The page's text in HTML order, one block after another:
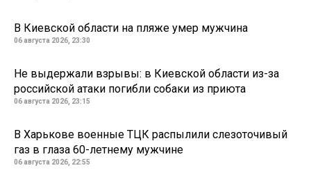
В Киевской области на пляже умер мужчина
06 августа 2026, 23:30
Не выдержали взрывы: в Киевской области из-за
российской атаки погибли собаки из приюта
06 августа 2026, 23:15
В Харькове военные ТЦК распылили слезоточивый
газ в глаза 60-летнему мужчине
06 августа 2026, 22:55